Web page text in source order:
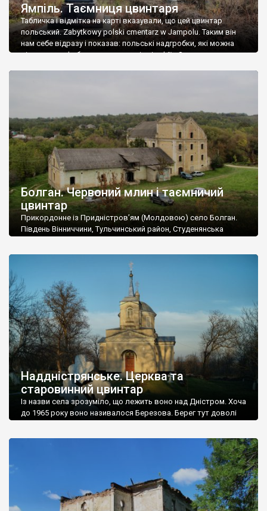
Ямпіль. Таємниця цвинтаря
Табличка і відмітка на карті вказували, що цей цвинтар
польський. Zabytkowy polski cmentarz w Jampolu. Таким він
нам себе відразу і показав: польські надгробки, які можна
віднести до фабричних, польські епітафії… Загалом цвинтар
Болган. Червоний млин і таємничий
цвинтар
Прикордонне із Придністров’ям (Молдовою) село Болган.
Південь Вінниччини, Тульчинський район, Студенянська
старовинний цвинтар із кам’яними хрестами. Всі епітафії, які
збереглися, написані кирилицею, церковнослов’янською
мовою. За всіма традиційними ознаками – цвинтар
український. Хрести датуються 19 століттям. У 1924-1940
роках Болган […]
Наддністрянське. Церква та
старовинний цвинтар
Із назви села зрозуміло, що лежить воно над Дністром. Хоча
до 1965 року воно називалося Березова. Берег тут доволі
Наддністрянське відрізняється від більшості навколишніх
сіл. У селі є мурована Михайлівська церква. Точної дати […]